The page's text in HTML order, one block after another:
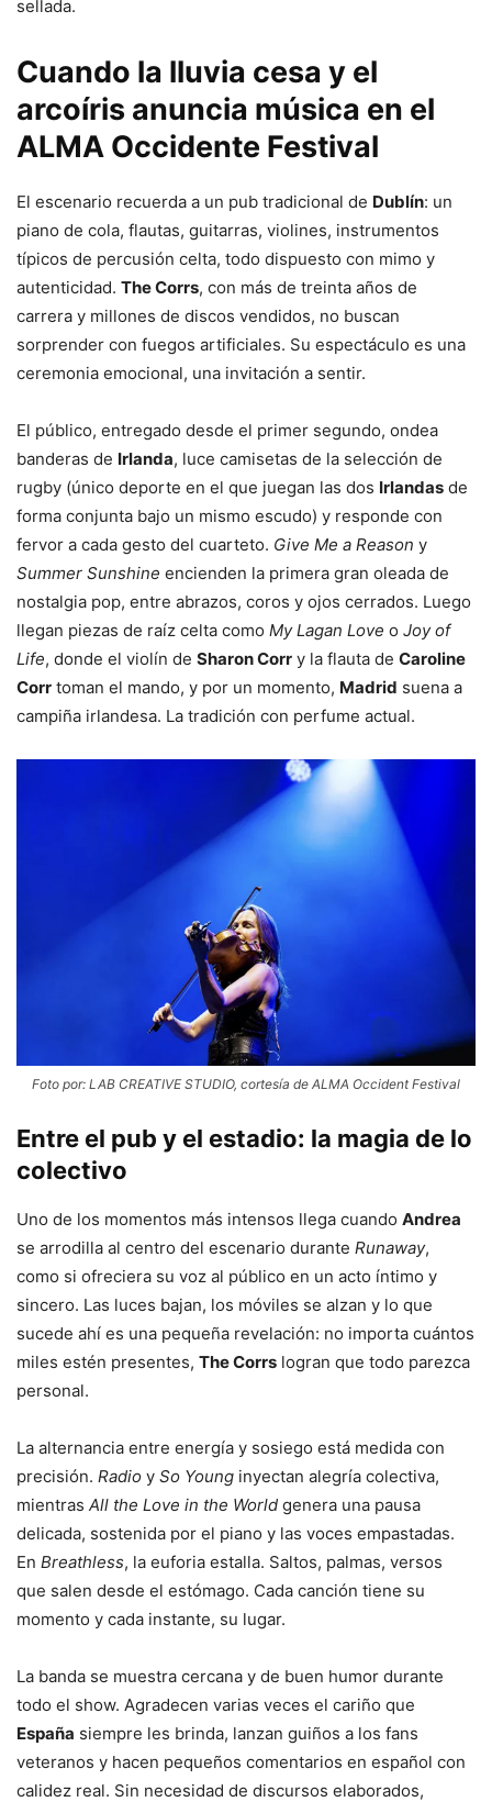
sellada.
Cuando la lluvia cesa y el
arcoíris anuncia música en el
ALMA Occidente Festival
El escenario recuerda a un pub tradicional de Dublín: un
piano de cola, flautas, guitarras, violines, instrumentos
típicos de percusión celta, todo dispuesto con mimo y
autenticidad. The Corrs, con más de treinta años de
carrera y millones de discos vendidos, no buscan
sorprender con fuegos artificiales. Su espectáculo es una
ceremonia emocional, una invitación a sentir.
El público, entregado desde el primer segundo, ondea
banderas de Irlanda, luce camisetas de la selección de
rugby (único deporte en el que juegan las dos Irlandas de
forma conjunta bajo un mismo escudo) y responde con
fervor a cada gesto del cuarteto. Give Me a Reason y
Summer Sunshine encienden la primera gran oleada de
nostalgia pop, entre abrazos, coros y ojos cerrados. Luego
llegan piezas de raíz celta como My Lagan Love o Joy of
Life, donde el violín de Sharon Corr y la flauta de Caroline
Corr toman el mando, y por un momento, Madrid suena a
campiña irlandesa. La tradición con perfume actual.
Foto por: LAB CREATIVE STUDIO, cortesía de ALMA Occident Festival
Entre el pub y el estadio: la magia de lo
colectivo
Uno de los momentos más intensos llega cuando Andrea
se arrodilla al centro del escenario durante Runaway,
como si ofreciera su voz al público en un acto íntimo y
sincero. Las luces bajan, los móviles se alzan y lo que
sucede ahí es una pequeña revelación: no importa cuántos
miles estén presentes, The Corrs logran que todo parezca
personal.
La alternancia entre energía y sosiego está medida con
precisión. Radio y So Young inyectan alegría colectiva,
mientras All the Love in the World genera una pausa
delicada, sostenida por el piano y las voces empastadas.
En Breathless, la euforia estalla. Saltos, palmas, versos
que salen desde el estómago. Cada canción tiene su
momento y cada instante, su lugar.
La banda se muestra cercana y de buen humor durante
todo el show. Agradecen varias veces el cariño que
España siempre les brinda, lanzan guiños a los fans
veteranos y hacen pequeños comentarios en español con
calidez real. Sin necesidad de discursos elaborados,